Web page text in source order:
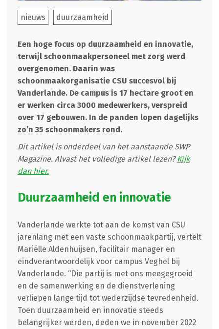
nieuws duurzaamheid
Een hoge focus op duurzaamheid en innovatie,
terwijl schoonmaakpersoneel met zorg werd
overgenomen. Daarin was
schoonmaakorganisatie CSU succesvol bij
Vanderlande. De campus is 17 hectare groot en
er werken circa 3000 medewerkers, verspreid
over 17 gebouwen. In de panden lopen dagelijks
zo’n 35 schoonmakers rond.
Dit artikel is onderdeel van het aanstaande SWP
Magazine. Alvast het volledige artikel lezen?Kijk
dan hier.
Duurzaamheid en innovatie
Vanderlande werkte tot aan de komst van CSU
jarenlang met een vaste schoonmaakpartij, vertelt
Mariëlle Aldenhuijsen, facilitair manager en
eindverantwoordelijk voor campus Veghel bij
Vanderlande. “Die partij is met ons meegegroeid
en de samenwerking en de dienstverlening
verliepen lange tijd tot wederzijdse tevredenheid.
Toen duurzaamheid en innovatie steeds
belangrijker werden, deden we in november 2022